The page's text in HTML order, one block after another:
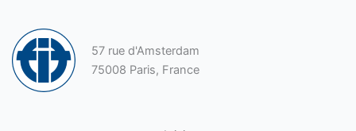
57 rue d'Amsterdam
75008 Paris, France